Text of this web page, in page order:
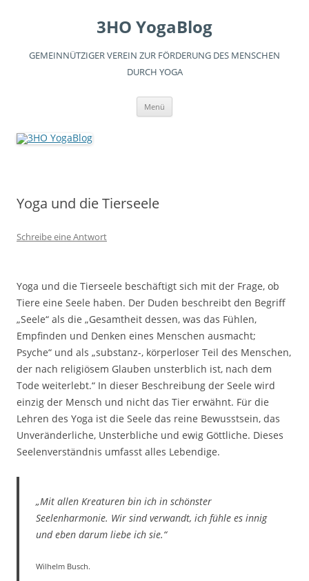
3HO YogaBlog
GEMEINNÜTZIGER VEREIN ZUR FÖRDERUNG DES MENSCHEN
DURCH YOGA
Menü
Yoga und die Tierseele
Schreibe eine Antwort
Yoga und die Tierseele beschäftigt sich mit der Frage, ob
Tiere eine Seele haben. Der Duden beschreibt den Begriff
„Seele“ als die „Gesamtheit dessen, was das Fühlen,
Empfinden und Denken eines Menschen ausmacht;
Psyche“ und als „substanz-, körperloser Teil des Menschen,
der nach religiösem Glauben unsterblich ist, nach dem
Tode weiterlebt.“ In dieser Beschreibung der Seele wird
einzig der Mensch und nicht das Tier erwähnt. Für die
Lehren des Yoga ist die Seele das reine Bewusstsein, das
Unveränderliche, Unsterbliche und ewig Göttliche. Dieses
Seelenverständnis umfasst alles Lebendige.
„Mit allen Kreaturen bin ich in schönster
Seelenharmonie. Wir sind verwandt, ich fühle es innig
und eben darum liebe ich sie.“
Wilhelm Busch.